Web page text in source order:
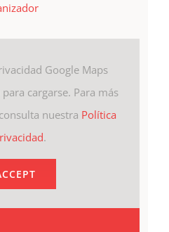
Google Maps
cargarse. Para más
nuestra Política
.